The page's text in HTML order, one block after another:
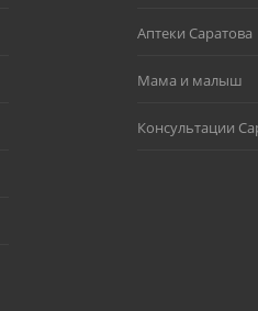
Аптеки Саратова
Мама и малыш
Консультации